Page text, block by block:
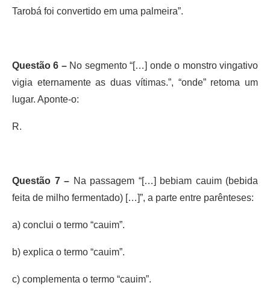
Tarobá foi convertido em uma palmeira”.
Questão 6 – No segmento “[…] onde o monstro vingativo
vigia eternamente as duas vítimas.”, “onde” retoma um
lugar. Aponte-o:
R.
Questão 7 – Na passagem “[…] bebiam cauim (bebida
feita de milho fermentado) […]”, a parte entre parênteses:
a) conclui o termo “cauim”.
b) explica o termo “cauim”.
c) complementa o termo “cauim”.